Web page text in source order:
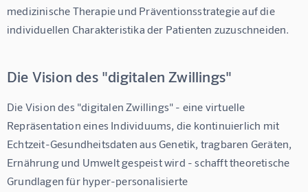
medizinische Therapie und Präventionsstrategie auf die
individuellen Charakteristika der Patienten zuzuschneiden.
Die Vision des "digitalen Zwillings"
Die Vision des "digitalen Zwillings" - eine virtuelle
Repräsentation eines Individuums, die kontinuierlich mit
Echtzeit-Gesundheitsdaten aus Genetik, tragbaren Geräten,
Ernährung und Umwelt gespeist wird - schafft theoretische
Grundlagen für hyper-personalisierte